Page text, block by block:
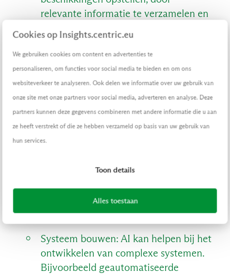
Cookies op Insights.centric.eu
We gebruiken cookies om content en advertenties te
personaliseren, om functies voor social media te bieden en om ons
websiteverkeer te analyseren. Ook delen we informatie over uw gebruik van
onze site met onze partners voor social media, adverteren en analyse. Deze
partners kunnen deze gegevens combineren met andere informatie die u aan
ze heeft verstrekt of die ze hebben verzameld op basis van uw gebruik van
hun services.
Toon details
Alles toestaan
relevante informatie te verzamelen en
Categorie IV: AI als helper
zijlijn
Werkzaamheden coördineren: AI kan
taken coördineren, deadlines bewaken
en de voortgang van projecten
bijhouden.
efficiënt informatie opzoeken en
relevante resultaten presenteren. Zo
kun je tijd besparen bij het doen van
Systeem bouwen: AI kan helpen bij het
ontwikkelen van complexe systemen.
Bijvoorbeeld geautomatiseerde